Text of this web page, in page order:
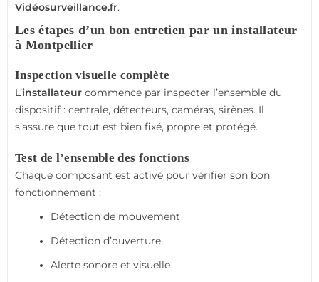
Vidéosurveillance.fr.
Les étapes d’un bon entretien par un installateur
à Montpellier
Inspection visuelle complète
L’installateur commence par inspecter l’ensemble du
dispositif : centrale, détecteurs, caméras, sirènes. Il
s’assure que tout est bien fixé, propre et protégé.
Test de l’ensemble des fonctions
Chaque composant est activé pour vérifier son bon
fonctionnement :
Détection de mouvement
Détection d’ouverture
Alerte sonore et visuelle